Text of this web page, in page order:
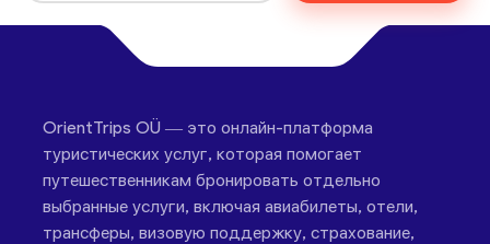
OrientTrips OÜ — это онлайн-платформа
туристических услуг, которая помогает
путешественникам бронировать отдельно
выбранные услуги, включая авиабилеты, отели,
трансферы, визовую поддержку, страхование,